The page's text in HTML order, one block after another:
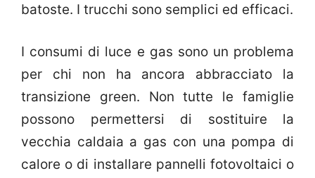
batoste. I trucchi sono semplici ed efficaci.
I consumi di luce e gas sono un problema
per chi non ha ancora abbracciato la
transizione green. Non tutte le famiglie
possono permettersi di sostituire la
vecchia caldaia a gas con una pompa di
calore o di installare pannelli fotovoltaici o